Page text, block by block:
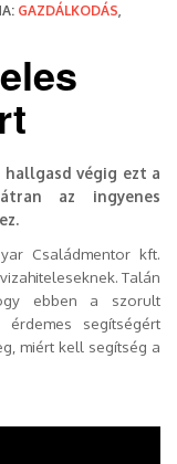
GAZDÁLKODÁS
hallgasd végig ezt a
az ingyenes
Családmentor kft.
Talán
ebben a szorult
segítségért
miért kell segítség a